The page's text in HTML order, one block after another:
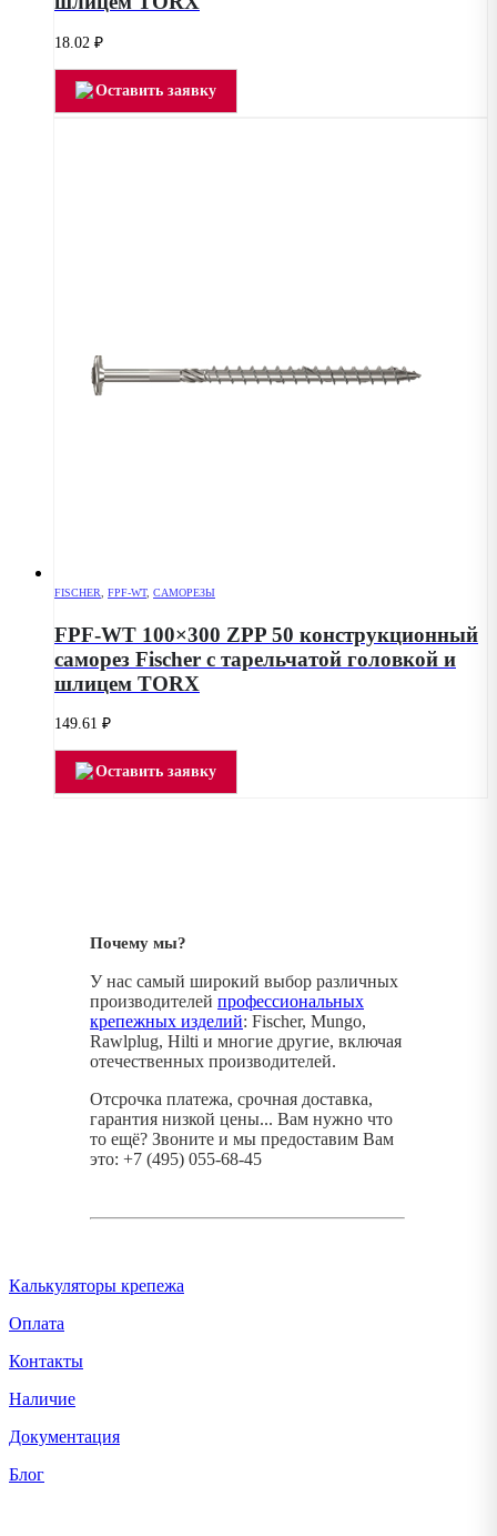
18.02 ₽
Оставить заявку
FISCHER FPF-WT, САМОРЕЗЫ
FPF-WT 100×300 ZPP 50 конструкционный
саморез Fischer с тарельчатой головкой и
шлицем TORX
149.61 ₽
Оставить заявку
Почему мы?
У нас самый широкий выбор различных
производителей профессиональных
крепежных изделий: Fischer, Mungo,
Rawlplug, Hilti и многие другие, включая
отечественных производителей.
Отсрочка платежа, срочная доставка,
гарантия низкой цены... Вам нужно что
то ещё? Звоните и мы предоставим Вам
это: +7 (495) 055-68-45
Калькуляторы крепежа
Оплата
Контакты
Наличие
Документация
Блог